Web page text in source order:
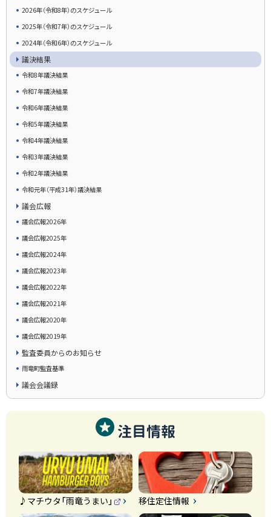
2026年（令和8年）のスケジュール
2025年（令和7年）のスケジュール
2024年（令和6年）のスケジュール
議決結果
令和8年議決結果
令和7年議決結果
令和6年議決結果
令和5年議決結果
令和4年議決結果
令和3年議決結果
令和2年議決結果
令和元年（平成31年）議決結果
議会広報
議会広報2026年
議会広報2025年
議会広報2024年
議会広報2023年
議会広報2022年
議会広報2021年
議会広報2020年
議会広報2019年
監査委員からのお知らせ
雨竜町監査基準
議会会議録
注目情報
♪マチウタ「雨竜うまい」 移住定住情報